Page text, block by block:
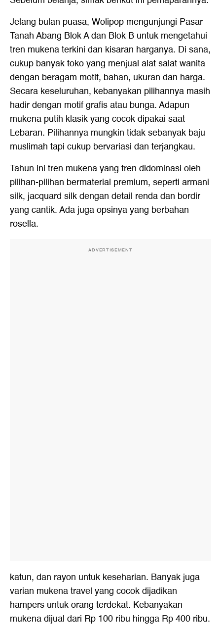
Jelang bulan puasa, Wolipop mengunjungi Pasar
Tanah Abang Blok A dan Blok B untuk mengetahui
tren mukena terkini dan kisaran harganya. Di sana,
cukup banyak toko yang menjual alat salat wanita
dengan beragam motif, bahan, ukuran dan harga.
Secara keseluruhan, kebanyakan pilihannya masih
hadir dengan motif grafis atau bunga. Adapun
mukena putih klasik yang cocok dipakai saat
Lebaran. Pilihannya mungkin tidak sebanyak baju
muslimah tapi cukup bervariasi dan terjangkau.
Tahun ini tren mukena yang tren didominasi oleh
pilihan-pilihan bermaterial premium, seperti armani
silk, jacquard silk dengan detail renda dan bordir
yang cantik. Ada juga opsinya yang berbahan
rosella.
ADVERTISEMENT
katun, dan rayon untuk keseharian. Banyak juga
varian mukena travel yang cocok dijadikan
hampers untuk orang terdekat. Kebanyakan
mukena dijual dari Rp 100 ribu hingga Rp 400 ribu.